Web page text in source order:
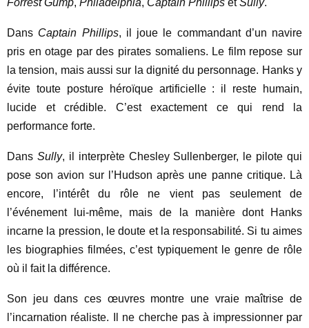
Forrest Gump, Philadelphia, Captain Phillips etSully.
Dans Captain Phillips, il joue le commandant d’un navire
pris en otage par des pirates somaliens. Le film repose sur
la tension, mais aussi sur la dignité du personnage. Hanks y
évite toute posture héroïque artificielle : il reste humain,
lucide et crédible. C’est exactement ce qui rend la
performance forte.
Dans Sully, il interprète Chesley Sullenberger, le pilote qui
pose son avion sur l’Hudson après une panne critique. Là
encore, l’intérêt du rôle ne vient pas seulement de
l’événement lui-même, mais de la manière dont Hanks
incarne la pression, le doute et la responsabilité. Si tu aimes
les biographies filmées, c’est typiquement le genre de rôle
où il fait la différence.
Son jeu dans ces œuvres montre une vraie maîtrise de
l’incarnation réaliste. Il ne cherche pas à impressionner par